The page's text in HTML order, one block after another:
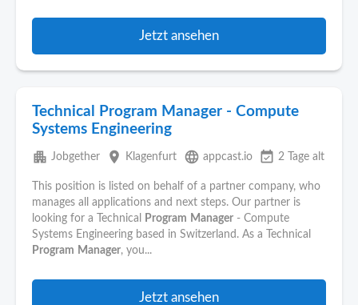
Jetzt ansehen
Technical Program Manager - Compute
Systems Engineering
apartment Jobgether place Klagenfurt language appcast.io event_available 2 Tage alt
This position is listed on behalf of a partner company, who
manages all applications and next steps. Our partner is
looking for a Technical
Program Manager - Compute
Systems Engineering based in Switzerland. As a Technical
Program Manager, you...
Jetzt ansehen